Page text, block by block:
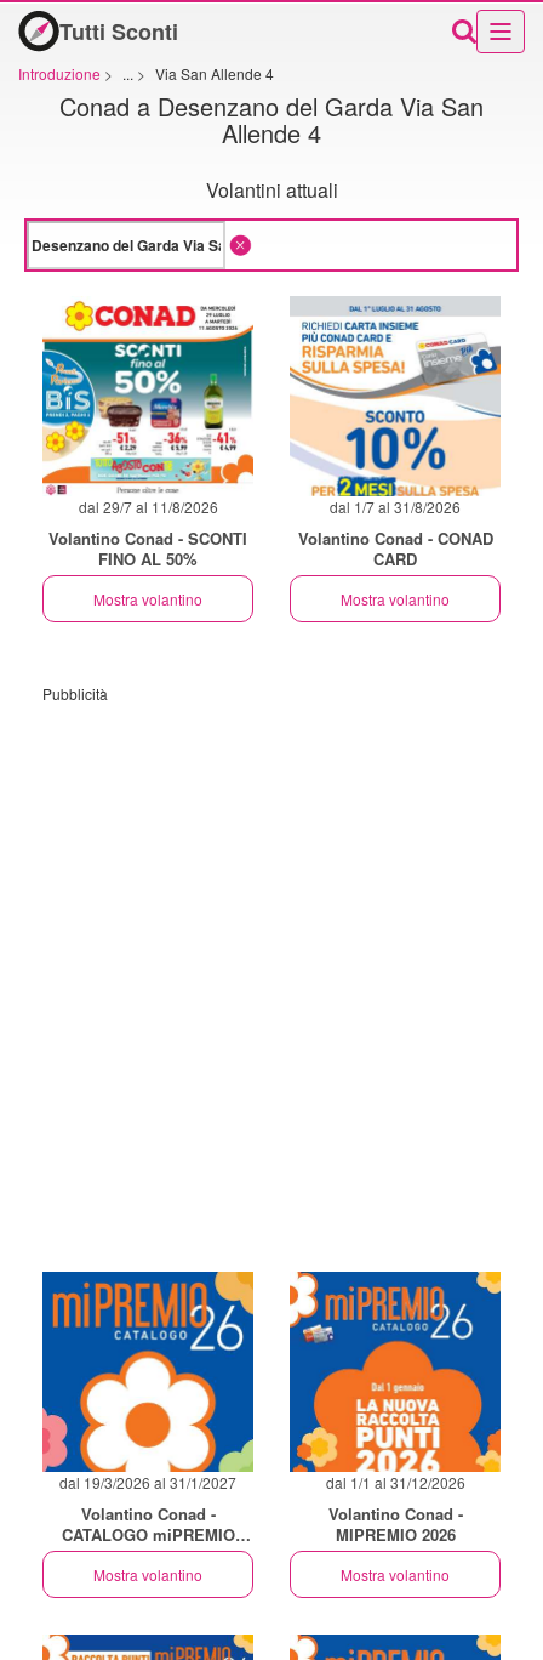
Tutti Sconti
Introduzione > ... > Via San Allende 4
Conad a Desenzano del Garda Via San
Allende 4
Volantini attuali
dal 29/7 al 11/8/2026
Volantino Conad - SCONTI
FINO AL 50%
Mostra volantino
dal 1/7 al 31/8/2026
Volantino Conad - CONAD
CARD
Mostra volantino
Pubblicità
dal 19/3/2026 al 31/1/2027
Volantino Conad -
CATALOGO miPREMIO
2026
Mostra volantino
dal 1/1 al 31/12/2026
Volantino Conad -
MIPREMIO 2026
Mostra volantino